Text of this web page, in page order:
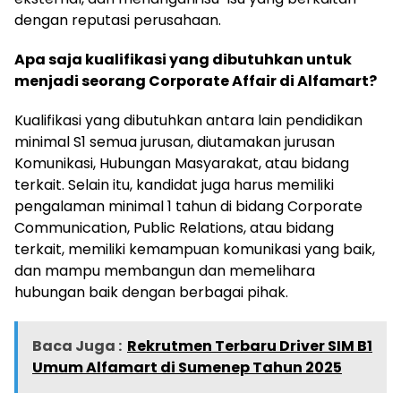
dengan reputasi perusahaan.
Apa saja kualifikasi yang dibutuhkan untuk
menjadi seorang Corporate Affair di Alfamart?
Kualifikasi yang dibutuhkan antara lain pendidikan
minimal S1 semua jurusan, diutamakan jurusan
Komunikasi, Hubungan Masyarakat, atau bidang
terkait. Selain itu, kandidat juga harus memiliki
pengalaman minimal 1 tahun di bidang Corporate
Communication, Public Relations, atau bidang
terkait, memiliki kemampuan komunikasi yang baik,
dan mampu membangun dan memelihara
hubungan baik dengan berbagai pihak.
Baca Juga : Rekrutmen Terbaru Driver SIM B1
Umum Alfamart di Sumenep Tahun 2025